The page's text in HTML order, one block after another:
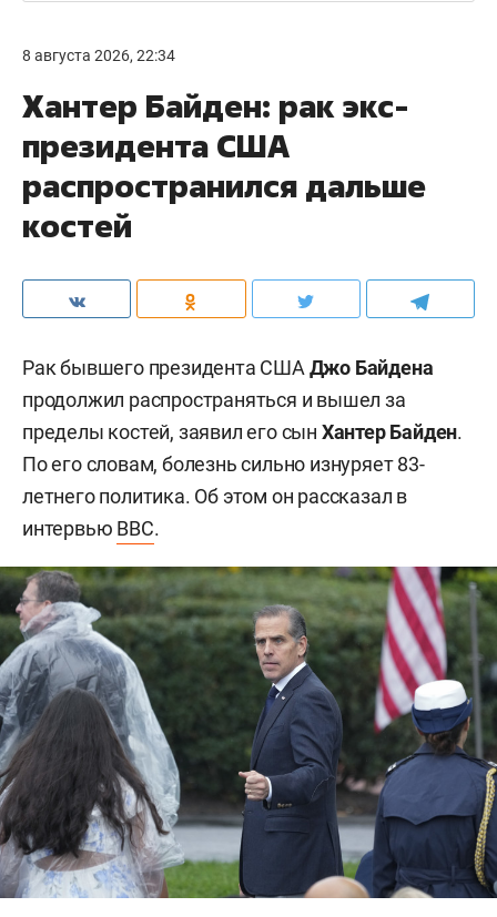
8 августа 2026, 22:34
Хантер Байден: рак экс-
президента США
распространился дальше
костей
Рак бывшего президента СШАДжо Байдена
продолжил распространяться и вышел за
пределы костей, заявил его сын Хантер Байден.
По его словам, болезнь сильно изнуряет 83-
летнего политика. Об этом он рассказал в
интервью BBC.